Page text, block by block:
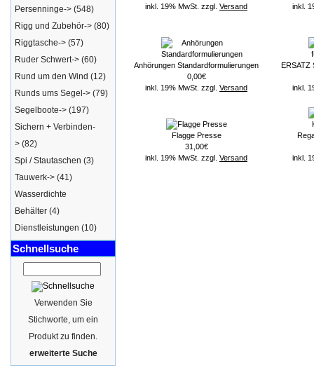
inkl. 19% MwSt. zzgl. Versand inkl.
Anhörungen Standardformulierungen
0,00€
inkl. 19% MwSt. zzgl. Versand
ERSATZ
inkl.
Flagge Presse
31,00€
inkl. 19% MwSt. zzgl. Versand inkl.
Persenninge-> (548)
Rigg und Zubehör-> (80)
Riggtasche-> (57)
Ruder Schwert-> (60)
Rund um den Wind (12)
Runds ums Segel-> (79)
Segelboote-> (197)
Sichern + Verbinden-
> (82)
Spi / Stautaschen (3)
Tauwerk-> (41)
Wasserdichte
Behälter (4)
Dienstleistungen (10)
Schnellsuche
Verwenden Sie
Stichworte, um ein
Produkt zu finden.
erweiterte Suche